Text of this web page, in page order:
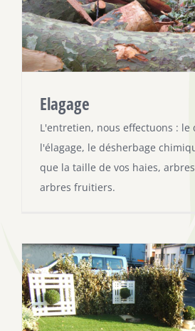
Elagage
L'entretien, nous effectuons : le
l'élagage, le désherbage
que la taille de vos haies,
arbres fruitiers.